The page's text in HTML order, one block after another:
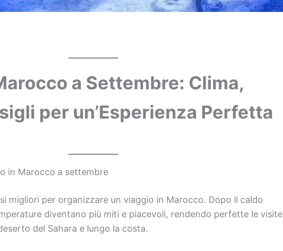
a Settembre: Clima,
per un’Esperienza Perfetta
in Marocco a settembre
migliori per organizzare un viaggio in Marocco. Dopo il caldo
diventano più miti e piacevoli, rendendo perfette le visite
del Sahara e lungo la costa.